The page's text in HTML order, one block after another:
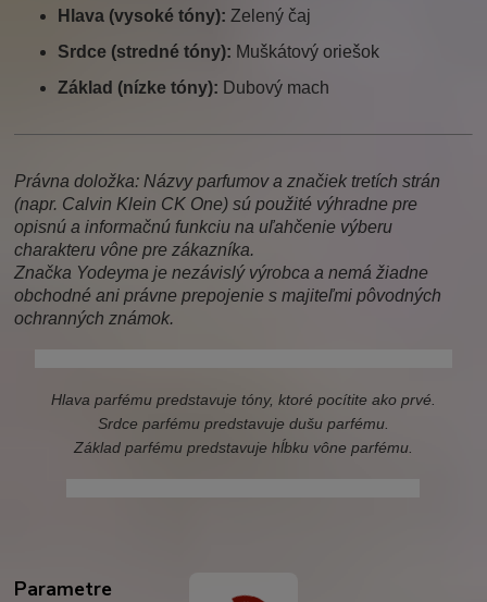
Hlava (vysoké tóny): Zelený čaj
Srdce (stredné tóny): Muškátový oriešok
Základ (nízke tóny): Dubový mach
Právna doložka: Názvy parfumov a značiek tretích strán
(napr. Calvin Klein CK One) sú použité výhradne pre
opisnú a informačnú funkciu na uľahčenie výberu
charakteru vône pre zákazníka.
Značka Yodeyma je nezávislý výrobca a nemá žiadne
obchodné ani právne prepojenie s majiteľmi pôvodných
ochranných známok.
Hlava parfému predstavuje tóny, ktoré pocítite ako prvé.
Srdce parfému predstavuje dušu parfému.
Základ parfému predstavuje hĺbku vône parfému.
Parametre